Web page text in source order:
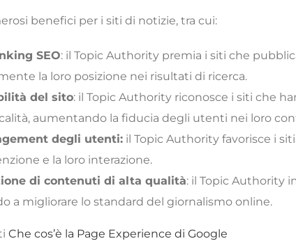
benefici per i siti di notizie, tra cui:
SEO: il Topic Authority premia i siti che
la loro posizione nei risultati di ricerca.
del sito: il Topic Authority riconosce i siti che
aumentando la fiducia degli utenti nei loro
degli utenti: il Topic Authority favorisce i
e la loro interazione.
di contenuti di alta qualità: il Topic Authority
a migliorare lo standard del giornalismo online.
Che cos’è la Page Experience di Google